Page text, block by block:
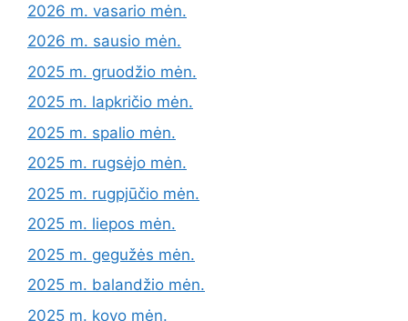
2026 m. vasario mėn.
2026 m. sausio mėn.
2025 m. gruodžio mėn.
2025 m. lapkričio mėn.
2025 m. spalio mėn.
2025 m. rugsėjo mėn.
2025 m. rugpjūčio mėn.
2025 m. liepos mėn.
2025 m. gegužės mėn.
2025 m. balandžio mėn.
2025 m. kovo mėn.